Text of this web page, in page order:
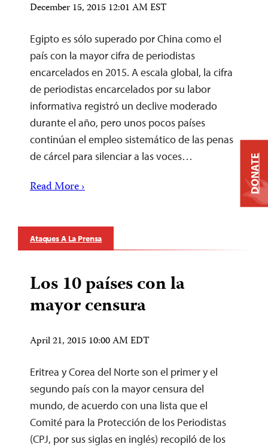
December 15, 2015 12:01 AM EST
Egipto es sólo superado por China como el
país con la mayor cifra de periodistas
encarcelados en 2015. A escala global, la cifra
de periodistas encarcelados por su labor
informativa registró un declive moderado
durante el año, pero unos pocos países
continúan el empleo sistemático de las penas
de cárcel para silenciar a las voces…
Read More ›
Ataques A La Prensa
Los 10 países con la
mayor censura
April 21, 2015 10:00 AM EDT
Eritrea y Corea del Norte son el primer y el
segundo país con la mayor censura del
mundo, de acuerdo con una lista que el
Comité para la Protección de los Periodistas
(CPJ, por sus siglas en inglés) recopiló de los
DONATE